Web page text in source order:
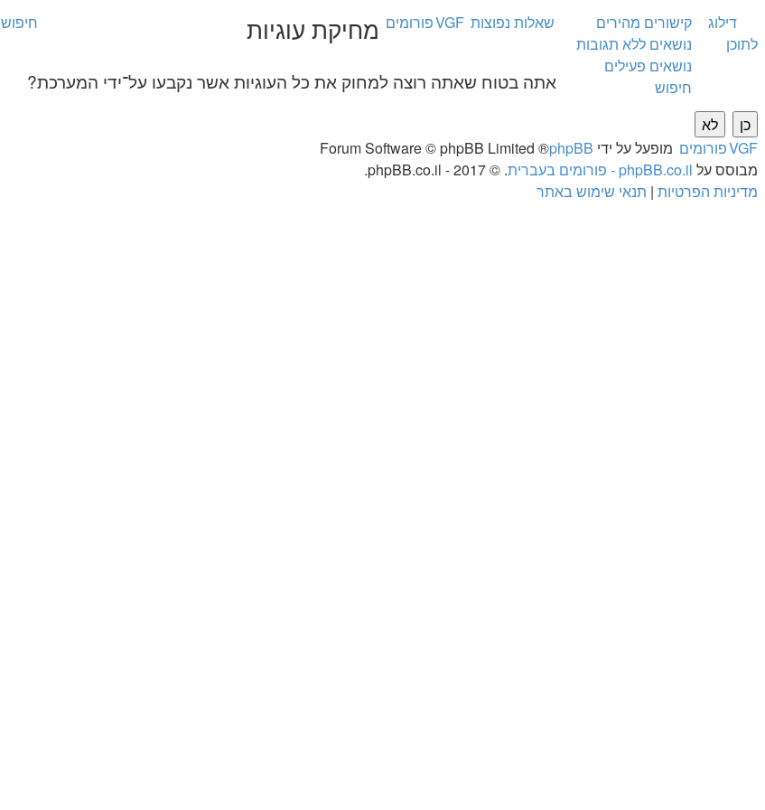
דילוג
לתוכן
קישורים מהירים
נושאים ללא תגובות
נושאים פעילים
חיפוש
שאלות נפוצות VGFפורומים חיפוש מחיקת עוגיות
אתה בטוח שאתה רוצה למחוק את כל העוגיות אשר נקבעו על־ידי המערכת?
VGFפורומים מופעל על ידי phpBB
® Forum Software © phpBB Limited
מבוסס על phpBB.co.il - פורומים בעברית
. © 2017 - phpBB.co.il.
מדיניות הפרטיות | תנאי שימוש באתר